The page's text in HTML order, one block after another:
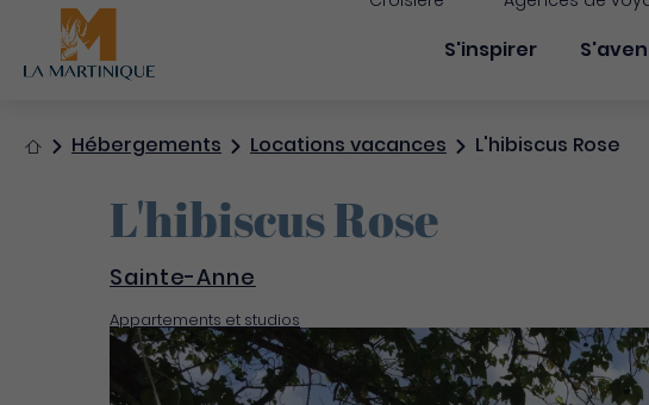
Navigation
S'inspirer
Accueil
Hébergements Locations vacances L'hibiscus Rose
L'hibiscus Rose
Sainte-Anne
Appartements et studios